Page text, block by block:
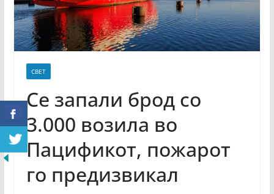
СВЕТ
Се запали брод со
3.000 возила во
Пацификот, пожарот
го предизвикал